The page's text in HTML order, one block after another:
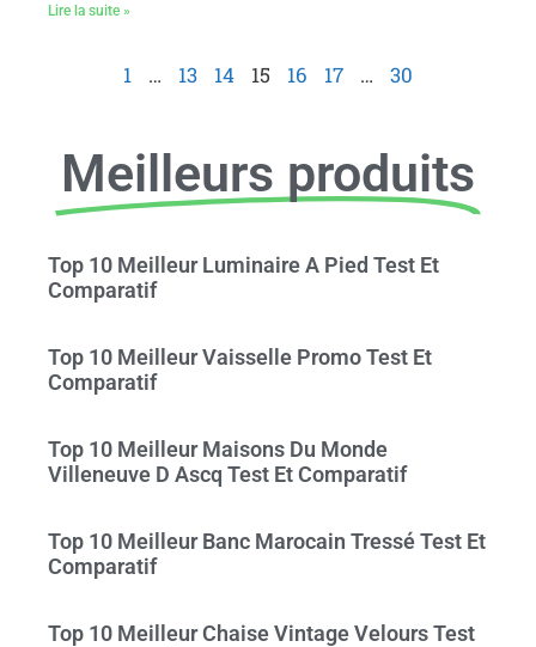
Lire la suite »
1 … 13 14 15 16 17 … 30
Meilleurs produits
Top 10 Meilleur Luminaire A Pied Test Et
Comparatif
Top 10 Meilleur Vaisselle Promo Test Et
Comparatif
Top 10 Meilleur Maisons Du Monde
Villeneuve D Ascq Test Et Comparatif
Top 10 Meilleur Banc Marocain Tressé Test Et
Comparatif
Top 10 Meilleur Chaise Vintage Velours Test